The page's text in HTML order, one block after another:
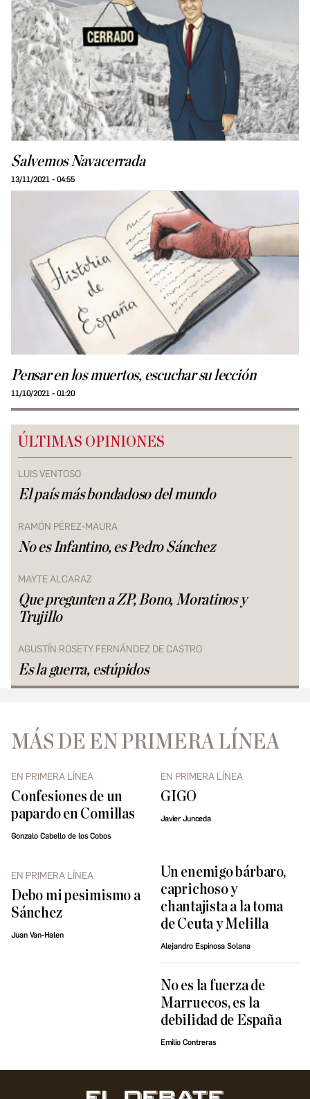
Salvemos Navacerrada
13/11/2021 - 04:55
Pensar en los muertos, escuchar su lección
11/10/2021 - 01:20
ÚLTIMAS OPINIONES
LUIS VENTOSO
El país más bondadoso del mundo
RAMÓN PÉREZ-MAURA
No es Infantino, es Pedro Sánchez
MAYTE ALCARAZ
Que pregunten a ZP, Bono, Moratinos y
Trujillo
AGUSTÍN ROSETY FERNÁNDEZ DE CASTRO
Es la guerra, estúpidos
MÁS DE EN PRIMERA LÍNEA
EN PRIMERA LÍNEA
Confesiones de un
papardo en Comillas
Gonzalo Cabello de los Cobos
EN PRIMERA LÍNEA
GIGO
Javier Junceda
EN PRIMERA LÍNEA
Debo mi pesimismo a
Sánchez
Juan Van-Halen
Un enemigo bárbaro,
caprichoso y
chantajista a la toma
de Ceuta y Melilla
Alejandro Espinosa Solana
No es la fuerza de
Marruecos, es la
debilidad de España
Emilio Contreras